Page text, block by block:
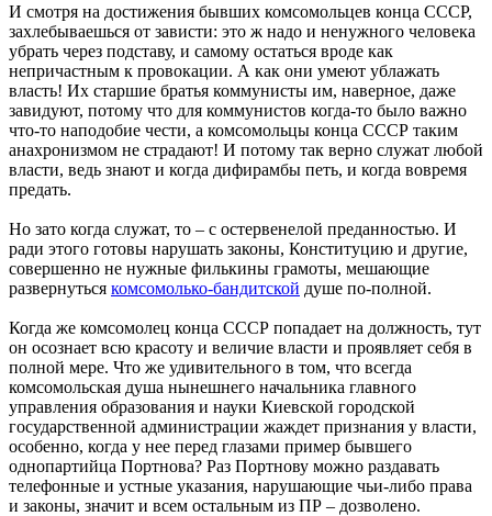
И смотря на достижения бывших комсомольцев конца СССР,
захлебываешься от зависти: это ж надо и ненужного человека
убрать через подставу, и самому остаться вроде как
непричастным к провокации. А как они умеют ублажать
власть! Их старшие братья коммунисты им, наверное, даже
завидуют, потому что для коммунистов когда-то было важно
что-то наподобие чести, а комсомольцы конца СССР таким
анахронизмом не страдают! И потому так верно служат любой
власти, ведь знают и когда дифирамбы петь, и когда вовремя
предать.
Но зато когда служат, то – с остервенелой преданностью. И
ради этого готовы нарушать законы, Конституцию и другие,
совершенно не нужные филькины грамоты, мешающие
развернуться комсомолько-бандитской душе по-полной.
Когда же комсомолец конца СССР попадает на должность, тут
он осознает всю красоту и величие власти и проявляет себя в
полной мере. Что же удивительного в том, что всегда
комсомольская душа нынешнего начальника главного
управления образования и науки Киевской городской
государственной администрации жаждет признания у власти,
особенно, когда у нее перед глазами пример бывшего
однопартийца Портнова? Раз Портнову можно раздавать
телефонные и устные указания, нарушающие чьи-либо права
и законы, значит и всем остальным из ПР – дозволено.